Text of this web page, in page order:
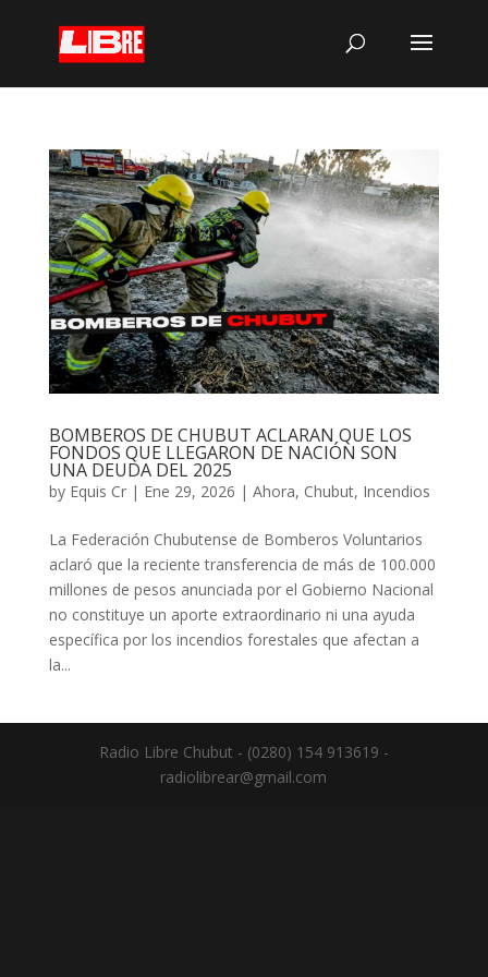
BOMBEROS DE CHUBUT ACLARAN QUE LOS
FONDOS QUE LLEGARON DE NACIÓN SON
UNA DEUDA DEL 2025
by Equis Cr| Ene 29, 2026 | Ahora, Chubut, Incendios
La Federación Chubutense de Bomberos Voluntarios
aclaró que la reciente transferencia de más de 100.000
millones de pesos anunciada por el Gobierno Nacional
no constituye un aporte extraordinario ni una ayuda
específica por los incendios forestales que afectan a
la...
Radio Libre Chubut - (0280) 154 913619 -
radiolibrear@gmail.com